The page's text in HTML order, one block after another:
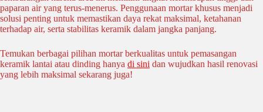
paparan air yang terus-menerus. Penggunaan mortar khusus menjadi
solusi penting untuk memastikan daya rekat maksimal, ketahanan
terhadap air, serta stabilitas keramik dalam jangka panjang.
Temukan berbagai pilihan mortar berkualitas untuk pemasangan
keramik lantai atau dinding hanya di sini dan wujudkan hasil renovasi
yang lebih maksimal sekarang juga!